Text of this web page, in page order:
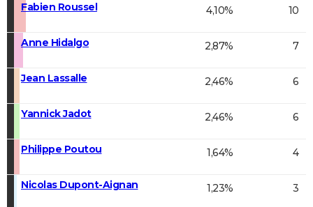
Fabien Roussel 4,10% 10
Anne Hidalgo 2,87% 7
Jean Lassalle 2,46% 6
Yannick Jadot 2,46% 6
Philippe Poutou 1,64% 4
Nicolas Dupont-Aignan 1,23% 3